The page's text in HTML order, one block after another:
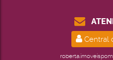
Central